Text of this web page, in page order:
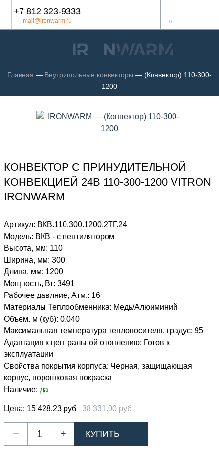
+7 812 323-9333
mail@ironwarm.ru 0
Главная — Внутрипольные конвекторы — (Конвектор) 110-300-
1200
КОНВЕКТОР С ПРИНУДИТЕЛЬНОЙ
КОНВЕКЦИЕЙ 24В 110-300-1200 VITRON
IRONWARM
Артикул: ВКВ.110.300.1200.2ТГ.24
Модель: ВКВ - с вентилятором
Высота, мм: 110
Ширина, мм: 300
Длина, мм: 1200
Мощность, Вт: 3491
Рабочее давлние, Атм.: 16
Материалы Теплообменника: Медь/Алюиминий
Объем, м (куб): 0,040
Максимальная температура теплоносителя, градус: 95
Адаптация к центральной отоплению: Готов к
эксплуатации
Свойства покрытия корпуса: Черная, защищающая
корпус, порошковая покраска
Наличие: да
Цена: 15 428.23 руб 38 331.00 руб
– +